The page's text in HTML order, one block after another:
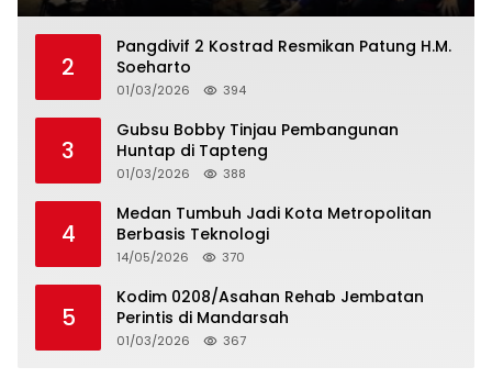
2
Pangdivif 2 Kostrad Resmikan Patung H.M.
Soeharto
01/03/2026 394
3
Gubsu Bobby Tinjau Pembangunan
Huntap di Tapteng
01/03/2026 388
4
Medan Tumbuh Jadi Kota Metropolitan
Berbasis Teknologi
14/05/2026 370
5
Kodim 0208/Asahan Rehab Jembatan
Perintis di Mandarsah
01/03/2026 367